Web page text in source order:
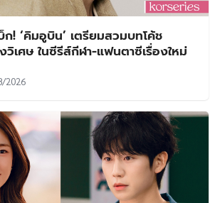
! ‘คิมอูบิน’ เตรียมสวมบทโค้ช
เศษ ในซีรีส์กีฬา-แฟนตาซีเรื่องใหม่
2026